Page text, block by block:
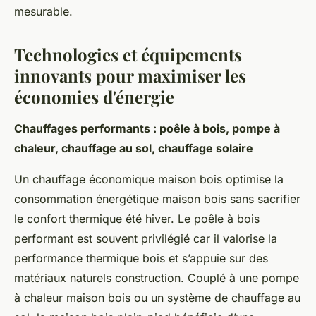
mesurable.
Technologies et équipements
innovants pour maximiser les
économies d'énergie
Chauffages performants : poêle à bois, pompe à
chaleur, chauffage au sol, chauffage solaire
Un chauffage économique maison bois optimise la
consommation énergétique maison bois sans sacrifier
le confort thermique été hiver. Le poêle à bois
performant est souvent privilégié car il valorise la
performance thermique bois et s’appuie sur des
matériaux naturels construction. Couplé à une pompe
à chaleur maison bois ou un système de chauffage au